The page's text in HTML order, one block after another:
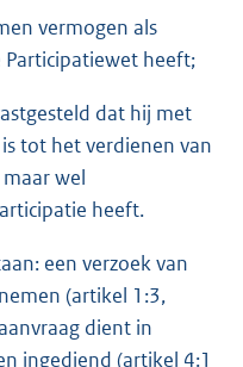
vermogen als
heeft;
dat hij met
tot het verdienen van
wel
heeft.
een verzoek van
(artikel 1:3,
dient in
ingediend (artikel 4:1